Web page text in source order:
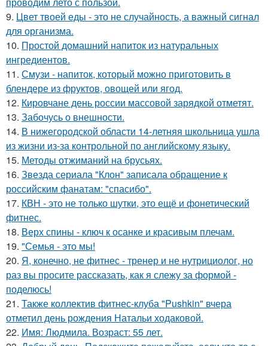
9. Цвет твоей еды - это не случайность, а важный сигнал
для организма.
10. Простой домашний напиток из натуральных
ингредиентов.
11. Смузи - напиток, который можно приготовить в
блендере из фруктов, овощей или ягод.
12. Кировчане день россии массовой зарядкой отметят.
13. Забочусь о внешности.
14. В нижегородской области 14-летняя школьница ушла
из жизни из-за контрольной по английскому языку.
15. Методы отжиманий на брусьях.
16. Звезда сериала "Клон" записала обращение к
российским фанатам: "спасибо".
17. КВН - это не только шутки, это ещё и фонетический
фитнес.
18. Верх спины - ключ к осанке и красивым плечам.
19. "Семья - это мы!
20. Я, конечно, не фитнес - тренер и не нутрициолог, но
раз вы просите рассказать, как я слежу за формой -
поделюсь!
21. Также коллектив фитнес-клуба "Pushkin" вчера
отметил день рождения Натальи ходаковой.
22. Имя: Людмила. Возраст: 55 лет.